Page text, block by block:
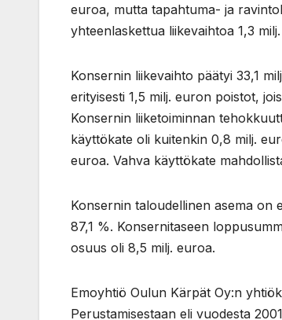
euroa, mutta tapahtuma- ja
yhteenlaskettua liikevaihtoa 1,3
Konsernin liikevaihto päätyi 33,1
erityisesti 1,5 milj. euron poistot,
Konsernin liiketoiminnan
käyttökate oli kuitenkin 0,8 milj.
euroa. Vahva käyttökate
Konsernin taloudellinen asema on
87,1 %. Konsernitaseen
osuus oli 8,5 milj. euroa.
Emoyhtiö Oulun Kärpät Oy:n
Perustamisestaan eli vuodesta